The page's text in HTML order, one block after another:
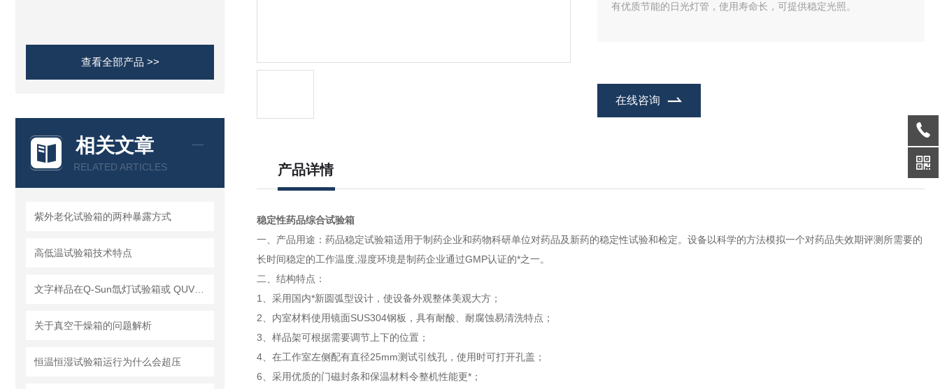
查看全部产品 >>
相关文章
RELATED ARTICLES
紫外老化试验箱的两种暴露方式
高低温试验箱技术特点
关于真空干燥箱的问题解析
恒温恒湿试验箱运行为什么会超压
有优质节能的日光灯管，使用寿命长，可提供稳定光照。
在线咨询
产品详情
稳定性药品综合试验箱
一、产品用途：药品稳定试验箱适用于制药企业和药物科研单位对药品及新药的稳定性试验和检定。设备以科学的方法模拟一个对药品失效期评测所需要的
长时间稳定的工作温度,湿度环境是制药企业通过GMP认证的*之一。
二、结构特点：
1、采用国内*新圆弧型设计，使设备外观整体美观大方；
2、内室材料使用镜面SUS304钢板，具有耐酸、耐腐蚀易清洗特点；
3、样品架可根据需要调节上下的位置；
4、在工作室左侧配有直径25mm测试引线孔，使用时可打开孔盖；
6、采用优质的门磁封条和保温材料令整机性能更*；